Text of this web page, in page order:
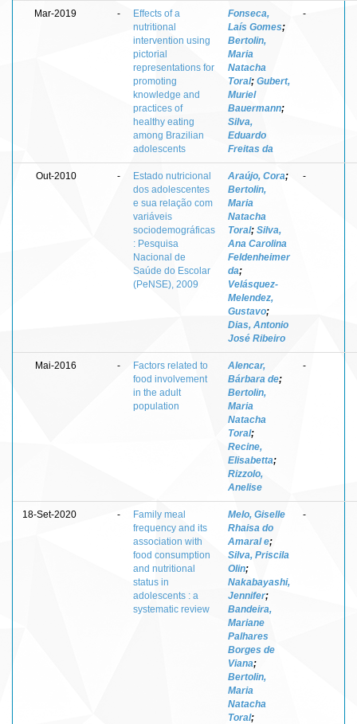
Mar-2019 -
Effects of a
nutritional
intervention using
pictorial
representations for
promoting
knowledge and
practices of
healthy eating
among Brazilian
adolescents
Fonseca,
Laís Gomes;
Bertolin,
Maria
Natacha
Toral; Gubert,
Muriel
Bauermann;
Silva,
Eduardo
Freitas da
-
Out-2010 -
Estado nutricional
dos adolescentes
e sua relação com
variáveis
sociodemográficas
: Pesquisa
Nacional de
Saúde do Escolar
(PeNSE), 2009
Araújo, Cora;
Bertolin,
Maria
Natacha
Toral; Silva,
Ana Carolina
Feldenheimer
da;
Velásquez-
Melendez,
Gustavo;
Dias, Antonio
José Ribeiro
-
Mai-2016 -
Factors related to
food involvement
in the adult
population
Alencar,
Bárbara de;
Bertolin,
Maria
Natacha
Toral;
Recine,
Elisabetta;
Rizzolo,
Anelise
-
18-Set-2020 -
Family meal
frequency and its
association with
food consumption
and nutritional
status in
adolescents : a
systematic review
Melo, Giselle
Rhaisa do
Amaral e;
Silva, Priscila
Olin;
Nakabayashi,
Jennifer;
Bandeira,
Mariane
Palhares
Borges de
Viana;
Bertolin,
Maria
Natacha
Toral;
-